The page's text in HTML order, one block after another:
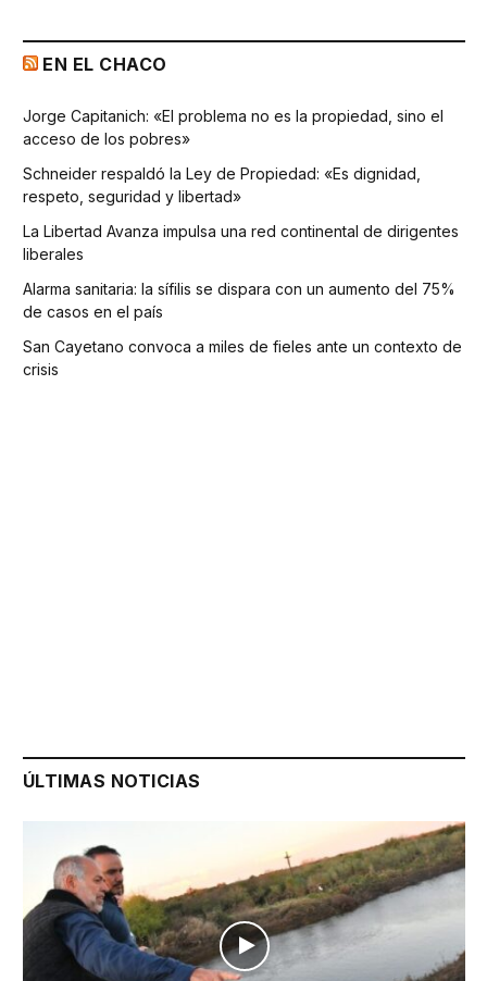
EN EL CHACO
Jorge Capitanich: «El problema no es la propiedad, sino el
acceso de los pobres»
Schneider respaldó la Ley de Propiedad: «Es dignidad,
respeto, seguridad y libertad»
La Libertad Avanza impulsa una red continental de dirigentes
liberales
Alarma sanitaria: la sífilis se dispara con un aumento del 75%
de casos en el país
San Cayetano convoca a miles de fieles ante un contexto de
crisis
ÚLTIMAS NOTICIAS